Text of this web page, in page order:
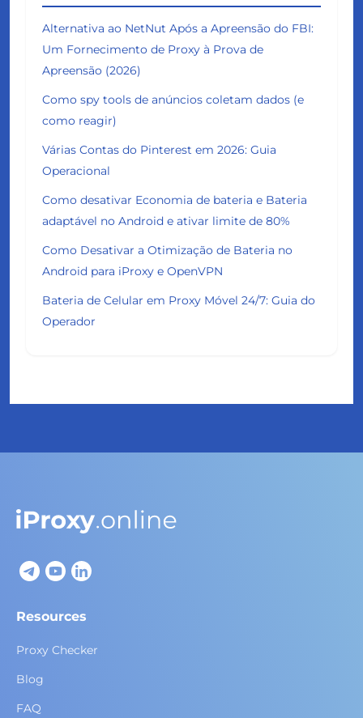
Alternativa ao NetNut Após a Apreensão do FBI:
Um Fornecimento de Proxy à Prova de
Apreensão (2026)
Como spy tools de anúncios coletam dados (e
como reagir)
Várias Contas do Pinterest em 2026: Guia
Operacional
Como desativar Economia de bateria e Bateria
adaptável no Android e ativar limite de 80%
Como Desativar a Otimização de Bateria no
Android para iProxy e OpenVPN
Bateria de Celular em Proxy Móvel 24/7: Guia do
Operador
Resources
Proxy Checker
Blog
FAQ